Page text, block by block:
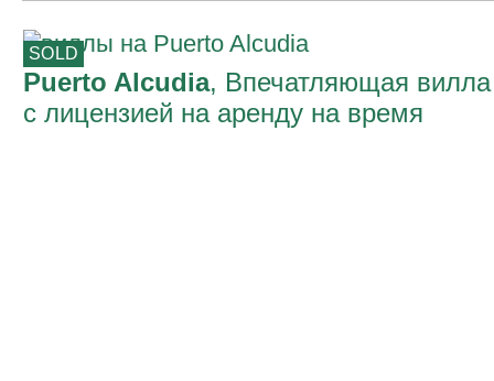
SOLD
Puerto Alcudia, Впечатляющая вилла
с лицензией на аренду на время